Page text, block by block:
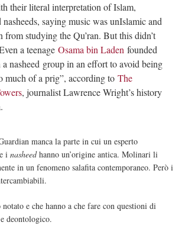
their literal interpretation of Islam,
nasheeds, saying music was unIslamic and
from studying the Qu’ran. But this didn’t
a teenage Osama bin Laden founded
nasheed group in an effort to avoid being
much of a prig”, according to The
, journalist Lawrence Wright’s history
manca la parte in cui un esperto
i nasheedhanno un’origine antica. Molinari li
in un fenomeno salafita contemporaneo. Però i
notato e che hanno a che fare con questioni di
deontologico.